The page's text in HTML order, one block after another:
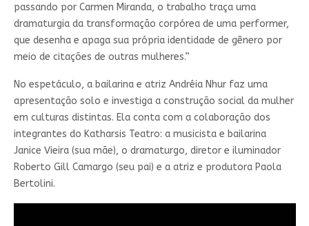
passando por Carmen Miranda, o trabalho traça uma
dramaturgia da transformação corpórea de uma performer,
que desenha e apaga sua própria identidade de gênero por
meio de citações de outras mulheres.”
No espetáculo, a bailarina e atriz Andréia Nhur faz uma
apresentação solo e investiga a construção social da mulher
em culturas distintas. Ela conta com a colaboração dos
integrantes do Katharsis Teatro: a musicista e bailarina
Janice Vieira (sua mãe), o dramaturgo, diretor e iluminador
Roberto Gill Camargo (seu pai) e a atriz e produtora Paola
Bertolini.